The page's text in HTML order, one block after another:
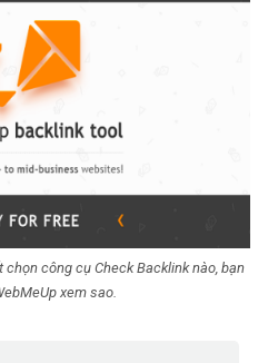
công cụ Check Backlink nào, bạn
xem sao.